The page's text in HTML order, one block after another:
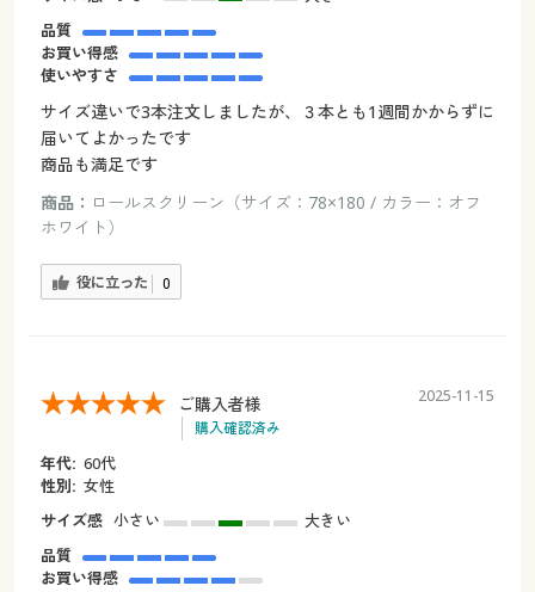
品質
お買い得感
使いやすさ
サイズ違いで3本注文しましたが、３本とも1週間かからずに
届いてよかったです
商品も満足です
商品： ロールスクリーン（サイズ：78×180 / カラー：オフ
ホワイト）
役に立った 0
ご購入者様
購入確認済み
2025-11-15
年代: 60代
性別: 女性
サイズ感 小さい
大きい
品質
お買い得感